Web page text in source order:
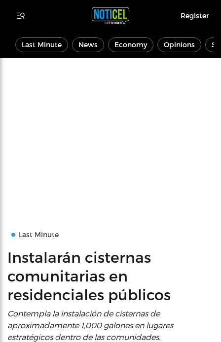
Register
Last Minute News Economy Opinions
Last Minute
Instalarán cisternas
comunitarias en
residenciales públicos
Contempla la instalación de cisternas de
aproximadamente 1,000 galones en lugares
estratégicos dentro de las comunidades.